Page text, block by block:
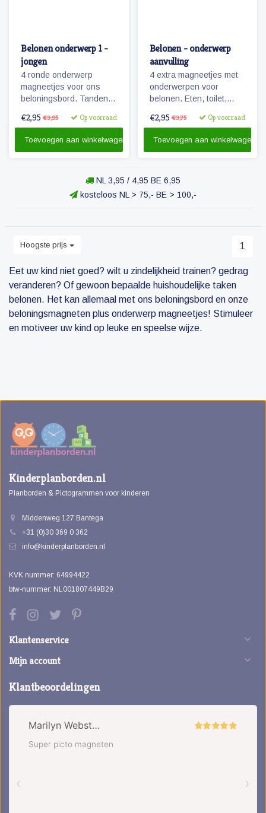
Belonen onderwerp 1 -
jongen
4 ronde onderwerp
magneetjes voor ons
beloningsbord. Tanden
opruimen en een
onderwerp op te
€2,95 €3,95 Op voorraad
Toevoegen aan winkelwagen
Belonen - onderwerp
aanvulling
4 extra magneetjes met
onderwerpen voor
belonen. Eten, toilet,
Zowel voor jongen als
€2,95 €3,75 Op voorraad
Toevoegen aan winkelwagen
NL 3,95 / 4,95 BE 6,95
kosteloos NL > 75,- BE > 100,-
Hoogste prijs 1
Eet uw kind niet goed? wilt u zindelijkheid trainen? gedrag
veranderen? Of gewoon bepaalde huishoudelijke taken
belonen. Het kan allemaal met ons beloningsbord en onze
beloningsmagneten plus onderwerp magneetjes! Stimuleer
en motiveer uw kind op leuke en speelse wijze.
Kinderplanborden.nl
Planborden & Pictogrammen voor kinderen
Middenweg 127 Bantega
+31 (0)30 369 0 362
info@kinderplanborden.nl
KVK nummer: 64994422
btw-nummer: NL001807449B29
Klantenservice
Mijn account
Klantbeoordelingen